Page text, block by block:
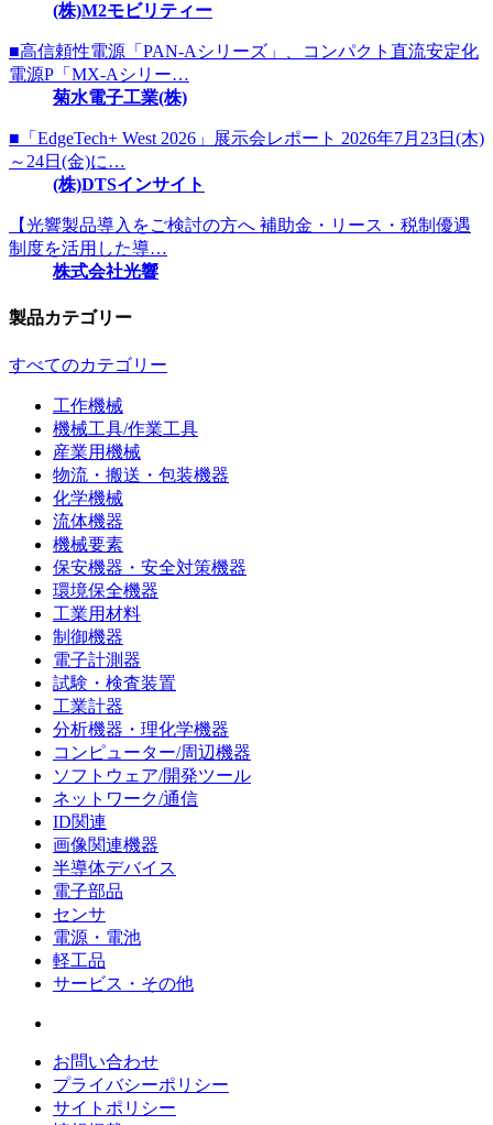
(株)M2モビリティー
■高信頼性電源「PAN-Aシリーズ」、コンパクト直流安定化
電源P「MX-Aシリー…
菊水電子工業(株)
■「EdgeTech+ West 2026」展示会レポート 2026年7月23日(木)
～24日(金)に…
(株)DTSインサイト
【光響製品導入をご検討の方へ 補助金・リース・税制優遇
制度を活用した導…
株式会社光響
製品カテゴリー
すべてのカテゴリー
工作機械
機械工具/作業工具
産業用機械
物流・搬送・包装機器
化学機械
流体機器
機械要素
保安機器・安全対策機器
環境保全機器
工業用材料
制御機器
電子計測器
試験・検査装置
工業計器
分析機器・理化学機器
コンピューター/周辺機器
ソフトウェア/開発ツール
ネットワーク/通信
ID関連
画像関連機器
半導体デバイス
電子部品
センサ
電源・電池
軽工品
サービス・その他
お問い合わせ
プライバシーポリシー
サイトポリシー